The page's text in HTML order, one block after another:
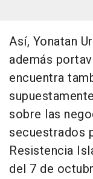
Así, Yonatan
además
encuentra
sobre las
secuestrados
Resistencia
del 7 de